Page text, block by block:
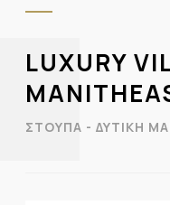
LUXURY
ΣΤΟΎΠΑ - ΔΥΤΙΚΉ